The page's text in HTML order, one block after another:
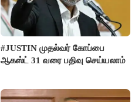
#JUSTIN முதல்வர் கோப்பை
ஆகஸ்ட் 31 வரை பதிவு செய்யலாம்